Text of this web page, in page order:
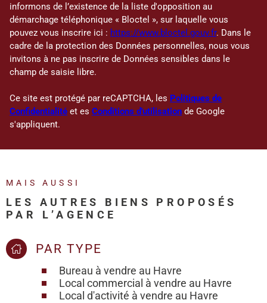
informons de l’existence de la liste d'opposition au
démarchage téléphonique « Bloctel », sur laquelle vous
pouvez vous inscrire ici : https://www.bloctel.gouv.fr. Dans le
cadre de la protection des Données personnelles, nous vous
invitons à ne pas inscrire de Données sensibles dans le
champ de saisie libre.
Ce site est protégé par reCAPTCHA, les Politiques de
Confidentialité et es Conditions d'utilisation de Google
s'appliquent.
MAIS AUSSI
LES AUTRES BIENS PROPOSÉS
PAR L’AGENCE
PAR TYPE
Bureau à vendre au Havre
Local commercial à vendre au Havre
Local d'activité à vendre au Havre